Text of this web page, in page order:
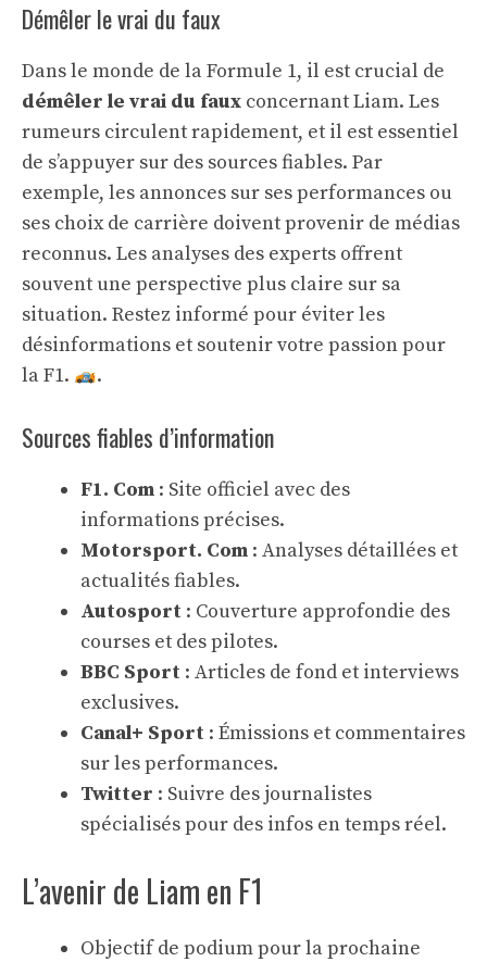
Démêler le vrai du faux
Dans le monde de la Formule 1, il est crucial de
démêler le vrai du faux concernant Liam. Les
rumeurs circulent rapidement, et il est essentiel
de s’appuyer sur des sources fiables. Par
exemple, les annonces sur ses performances ou
ses choix de carrière doivent provenir de médias
reconnus. Les analyses des experts offrent
souvent une perspective plus claire sur sa
situation. Restez informé pour éviter les
désinformations et soutenir votre passion pour
la F1.
.
Sources fiables d’information
F1. Com : Site officiel avec des
informations précises.
Motorsport. Com : Analyses détaillées et
actualités fiables.
Autosport : Couverture approfondie des
courses et des pilotes.
BBC Sport : Articles de fond et interviews
exclusives.
Canal+ Sport : Émissions et commentaires
sur les performances.
Twitter : Suivre des journalistes
spécialisés pour des infos en temps réel.
L’avenir de Liam en F1
Objectif de podium pour la prochaine